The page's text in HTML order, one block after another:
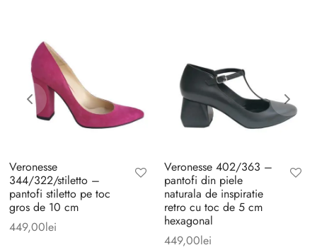
Veronesse
344/322/stiletto –
pantofi stiletto pe toc
gros de 10 cm
449,00lei
Veronesse 402/363 –
pantofi din piele
naturala de inspiratie
retro cu toc de 5 cm
hexagonal
449,00lei